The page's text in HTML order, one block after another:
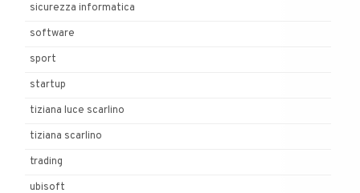
sicurezza informatica
software
sport
startup
tiziana luce scarlino
tiziana scarlino
trading
ubisoft